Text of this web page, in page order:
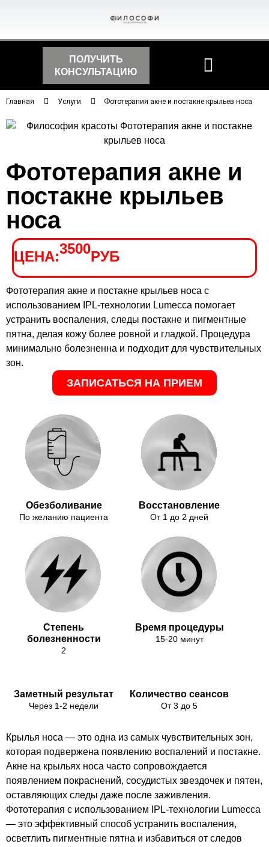
ПОЛУЧИТЬ
КОНСУЛЬТАЦИЮ
Главная Услуги Фототерапия акне и постакне крыльев носа
Фототерапия акне и
постакне крыльев
носа
ЦЕНА:3500РУБ
Фототерапия акне и постакне крыльев носа с
использованием IPL-технологии Lumecca помогает
устранить воспаления, следы постакне и пигментные
пятна, делая кожу более ровной и гладкой. Процедура
минимально болезненна и подходит для чувствительных
зон.
ЗАПИСАТЬСЯ НА ПРИЕМ
Обезболивание
По желанию пациента
Восстановление
От 1 до 2 дней
Степень
болезненности
2
Время процедуры
15-20 минут
Заметный результат
Через 1-2 недели
Количество сеансов
От 3 до 5
Крылья носа — это одна из самых чувствительных зон,
которая подвержена появлению воспалений и постакне.
Акне на крыльях носа часто сопровождается
появлением покраснений, сосудистых звездочек и пятен,
оставляющих следы даже после заживления.
Фототерапия с использованием IPL-технологии Lumecca
— это эффективный способ устранить воспаления,
осветлить пигментные пятна и избавиться от следов